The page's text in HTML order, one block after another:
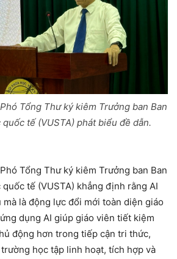
Tổng Thư ký kiêm Trưởng ban Ban
tế (VUSTA) phát biểu đề dẫn.
Tổng Thư ký kiêm Trưởng ban Ban
tế (VUSTA) khẳng định rằng AI
là động lực đổi mới toàn diện giáo
dụng AI giúp giáo viên tiết kiệm
động hơn trong tiếp cận tri thức,
học tập linh hoạt, tích hợp và